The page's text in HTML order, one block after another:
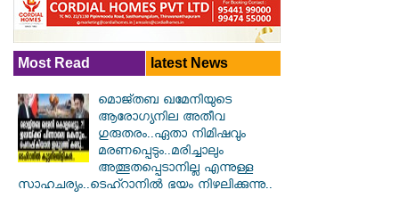
Most Read latest News
മൊജ്തബ ഖമേനിയുടെ
ആരോഗ്യനില അതീവ
ഗുരുതരം..ഏതാ നിമിഷവും
മരണപ്പെടും..മരിച്ചാലും
അത്ഭുതപ്പെടാനില്ല എന്നുള്ള
സാഹചര്യം..ടെഹ്റാനിൽ ഭയം നിഴലിക്കുന്നു..